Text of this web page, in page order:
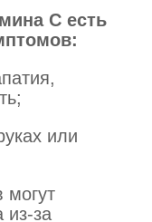
С есть
или
могут
из-за